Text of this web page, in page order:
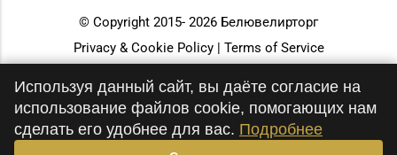
© Copyright 2015- 2026 Белювелирторг
Privacy & Cookie Policy | Terms of Service
Используя данный сайт, вы даёте согласие на
использование файлов cookie, помогающих нам
сделать его удобнее для вас. Подробнее